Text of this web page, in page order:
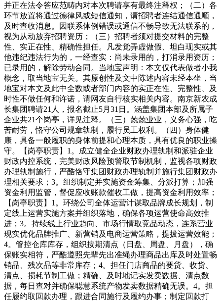
并正在法令答应范畴内对本次聘请享有最终注释权；（二）各
环节放置将通过德律风或短信通知，请招聘者连结通信通顺，
及时查收消息。因联系体例错误或通信不畅导致无法联系的，
视为从动放弃招聘资历；（三）招聘者须对提交材料的完整
性、实正在性、精确性担任。凡发觉弄虚做假、坦白现实或其
他违纪违法行为的，一经查实：尚未录用的，打消录用资历；
已录用的，解除劳动合同。当地宝声明：本文仅代表做者小我
概念，取当地宝无关。其原创性及文中陈述内容未经本坐，当
地宝对本文及此中全数或者部门内容的实正在性、完整性、及
时性不做任何和许诺，请网友自行核实相关内容。南京新农成
长集团聘请21人，报名截止5月31日。涵盖集团本部及所属子
企业共21个岗亭，详见注释。（三）兢兢业业，义务心强，吃
苦耐劳，恪守公司规章轨制，履行员工权利。（四）身体健
康，具备一般履职的身体前提和心理本质，具有优良的职业操
守。【岗亭职责】1。成立健全企业财政办理轨制和派驻企业
财政内控系统，完美财政风险预警取节制机制，监视各项财政
办理轨制施行，严酷恪守集团财政办理轨制并施行集团财政办
理相关要求；3。组织制定并实施资金筹集、分派打算；加强
资金利用监管，督促应收账款催收工做，提高资金利用效率；
【岗亭职责】1。环绕公司全体运营计谋取品牌成长规划，制
定线上运营实施方案并组织落地，确保各项运营使命高效推
进；3。持续线上行业趋向、市场行情取竞品动态，连系营业
现实优化品牌推广、新营销及电商运营策略，提拔运营效能；
4。管控仓库库存，组织按期清点（日盘、周盘、月盘），确
保账实相符，严酷遵照先辈先出准绳办理商品出库及时处置畅
销品、残次品等非常库存；4。担任门店商品的要货、收货、
清点、损耗节制工做；精确、及时地记实发卖数据、清点数
据，每日查对并确保聪慧系统产物发卖数据精确无误。4。担
任履约取回款办理，跟进合同施行及履约办事；制定回款打